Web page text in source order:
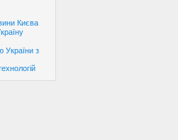
Києва
України з